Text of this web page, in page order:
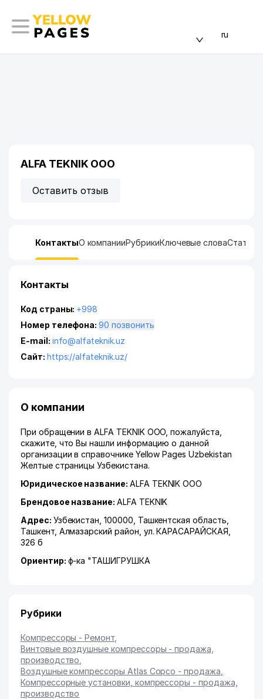
ru
ALFA TEKNIK ООО
Оставить отзыв
КонтактыО компанииРубрикиКлючевые слова
Контакты
Код страны: +998
Номер телефона:
90 позвонить
E-mail: info@alfateknik.uz
Сайт: https://alfateknik.uz/
О компании
При обращении в ALFA TEKNIK ООО, пожалуйста,
скажите, что Вы нашли информацию о данной
организации в справочнике Yellow Pages Uzbekistan
Желтые страницы Узбекистана.
Юридическое название: ALFA TEKNIK ООО
Брендовое название: ALFA TEKNIK
Адрес: Узбекистан, 100000, Ташкентская область
Ташкент, Алмазарский район ул. КАРАСАРАЙСКАЯ
326 б
Ориентир: ф-ка "ТАШИГРУШКА
Рубрики
Компрессоры - Ремонт
Винтовые воздушные компрессоры - продажа,
производство
Воздушные компрессоры Atlas Copco - продажа
Компрессорные установки, компрессоры - продажа,
производство